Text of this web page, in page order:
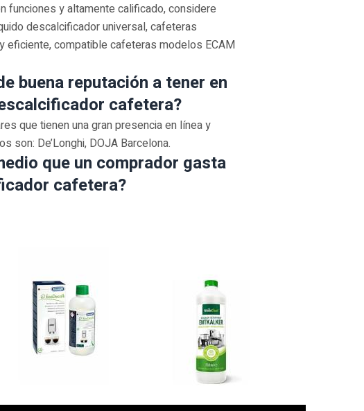
funciones y altamente calificado, considere
descalcificador universal, cafeteras
eficiente, compatible cafeteras modelos ECAM
buena reputación a tener en
cafetera?
que tienen una gran presencia en línea y
son: De’Longhi, DOJA Barcelona.
que un comprador gasta
cafetera?